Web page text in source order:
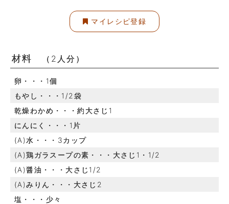
マイレシピ登録
材料 （2人分）
卵・・・1個
もやし・・・1/2袋
乾燥わかめ・・・約大さじ1
にんにく・・・1片
(A)水・・・3カップ
(A)鶏ガラスープの素・・・大さじ1・1/2
(A)醤油・・・大さじ1/2
(A)みりん・・・大さじ2
塩・・・少々